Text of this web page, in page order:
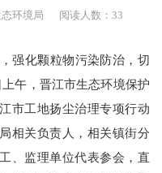
环境局 阅读人数：33
强化颗粒物污染防治，切
上午，晋江市生态环境保护
市工地扬尘治理专项行动
相关负责人，相关镇街分
、监理单位代表参会，直